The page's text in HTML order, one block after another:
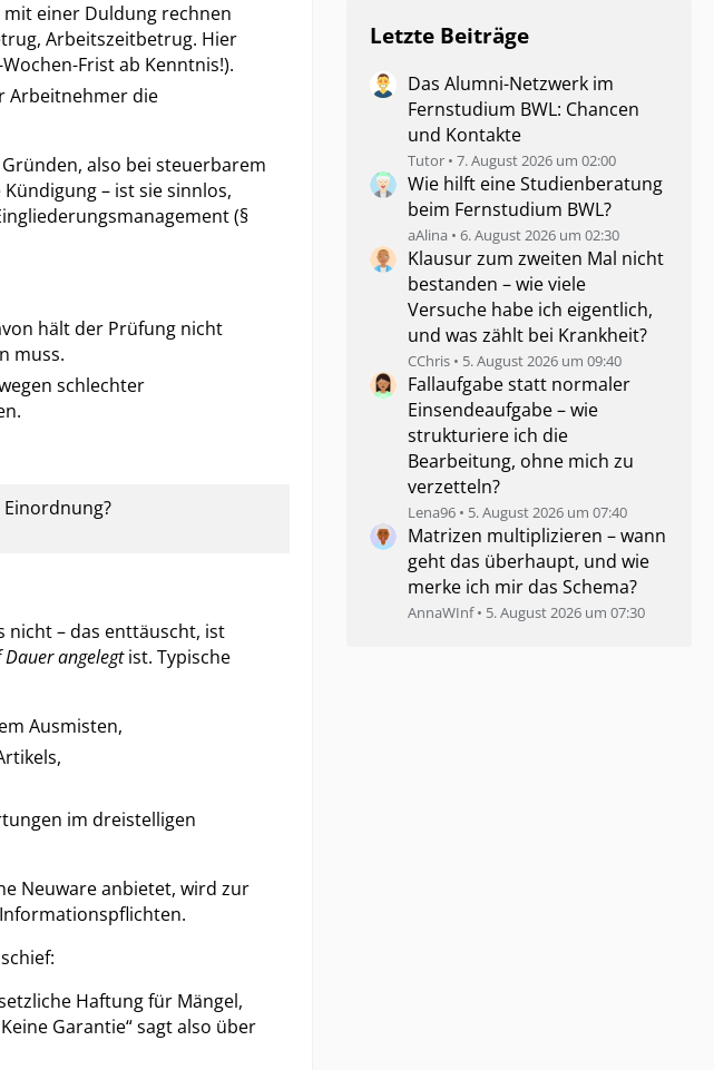
einer Duldung rechnen
Arbeitszeitbetrug. Hier
Frist ab Kenntnis!).
Arbeitnehmer die
Gründen, also bei steuerbarem
– ist sie sinnlos,
(§
hält der Prüfung nicht
muss.
schlechter
nicht – das enttäuscht, ist
angelegtist. Typische
Ausmisten,
im dreistelligen
Neuware anbietet, wird zur
Haftung für Mängel,
Garantie“ sagt also über
Letzte Beiträge
Das Alumni-Netzwerk im
Fernstudium BWL: Chancen
und Kontakte
Tutor 7. August 2026 um 02:00
Wie hilft eine Studienberatung
beim Fernstudium BWL?
aAlina 6. August 2026 um 02:30
Klausur zum zweiten Mal nicht
bestanden – wie viele
Versuche habe ich eigentlich,
und was zählt bei Krankheit?
CChris 5. August 2026 um 09:40
Fallaufgabe statt normaler
Einsendeaufgabe – wie
strukturiere ich die
Bearbeitung, ohne mich zu
verzetteln?
Lena96 5. August 2026 um 07:40
Matrizen multiplizieren – wann
geht das überhaupt, und wie
merke ich mir das Schema?
AnnaWInf 5. August 2026 um 07:30